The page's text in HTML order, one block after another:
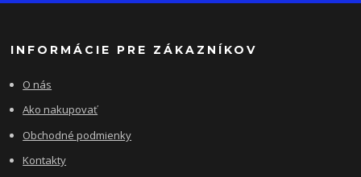
INFORMÁCIE PRE ZÁKAZNÍKOV
O nás
Ako nakupovať
Obchodné podmienky
Kontakty